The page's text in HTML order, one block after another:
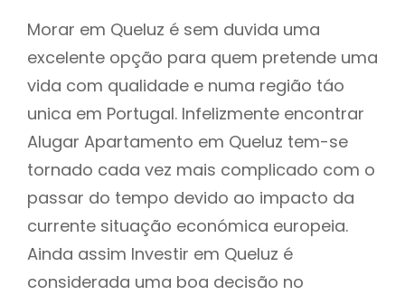
Morar em Queluz é sem duvida uma
excelente opção para quem pretende uma
vida com qualidade e numa região táo
unica em Portugal. Infelizmente encontrar
Alugar Apartamento em Queluz tem-se
tornado cada vez mais complicado com o
passar do tempo devido ao impacto da
currente situação económica europeia.
Ainda assim Investir em Queluz é
considerada uma boa decisão no